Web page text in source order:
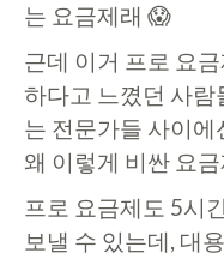
는 요금제래 😱
근데 이거 프로 요
하다고 느꼈던 사람
는 전문가들 사이
왜 이렇게 비싼 요
프로 요금제도 5시
보낼 수 있는데, 대